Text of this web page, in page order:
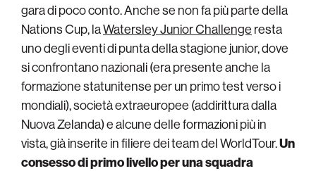
gara di poco conto. Anche se non fa più parte della
Nations Cup, laWatersley Junior Challenge resta
uno degli eventi di punta della stagione junior, dove
si confrontano nazionali (era presente anche la
formazione statunitense per un primo test verso i
mondiali), società extraeuropee (addirittura dalla
Nuova Zelanda) e alcune delle formazioni più in
vista, già inserite in filiere dei team del WorldTour.Un
consesso di primo livello per una squadra